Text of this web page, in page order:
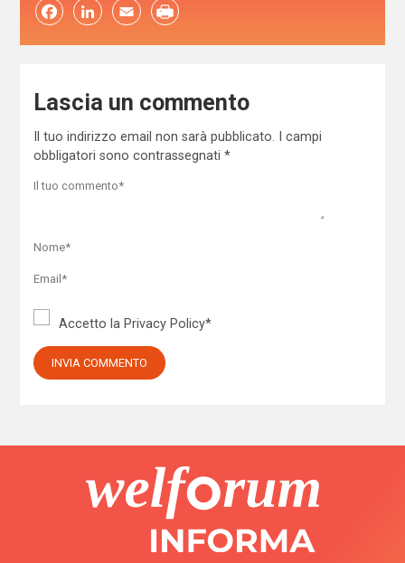
FacebookLinkedIn Email
Lascia un commento
Il tuo indirizzo email non sarà pubblicato.
I campi
obbligatori sono contrassegnati *
Accetto la Privacy Policy*